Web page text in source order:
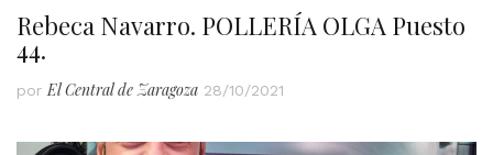
Rebeca Navarro. POLLERÍA OLGA Puesto
44.
por El Central de Zaragoza 28/10/2021